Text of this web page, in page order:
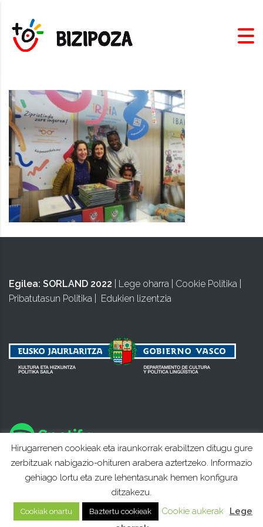
Egilea: SORLAND 2022 Lege oharra Cookie Politika
Pribatutasun Politika
Edukien lizentzia
Hirugarrenen cookieak eta iraunkorrak erabiltzen ditugu gure
zerbitzuak nabigazio-ohituren arabera aztertzeko. Informazio
gehiago lortu eta zure lehentasunak hemen konfigura
ditzakezu.
Cookiak onartu Baztertu cookieak Cookie aukerak
Lege